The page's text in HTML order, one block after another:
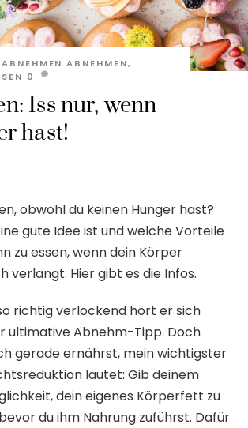
Iss nur, wenn
hast!
ABNEHMEN ABNEHMEN,
0
obwohl du keinen Hunger hast?
gute Idee ist und welche Vorteile
zu essen, wenn dein Körper
verlangt: Hier gibt es die Infos.
richtig verlockend hört er sich
ultimative Abnehm-Tipp. Doch
gerade ernährst, mein wichtigster
lautet: Gib deinem
dein eigenes Körperfett zu
du ihm Nahrung zuführst. Dafür